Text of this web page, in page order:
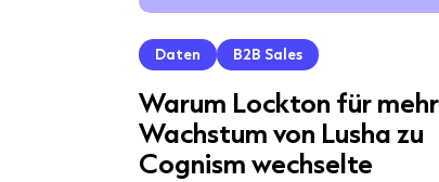
Daten B2B Sales
Warum Lockton für mehr
Wachstum von Lusha zu
Cognism wechselte